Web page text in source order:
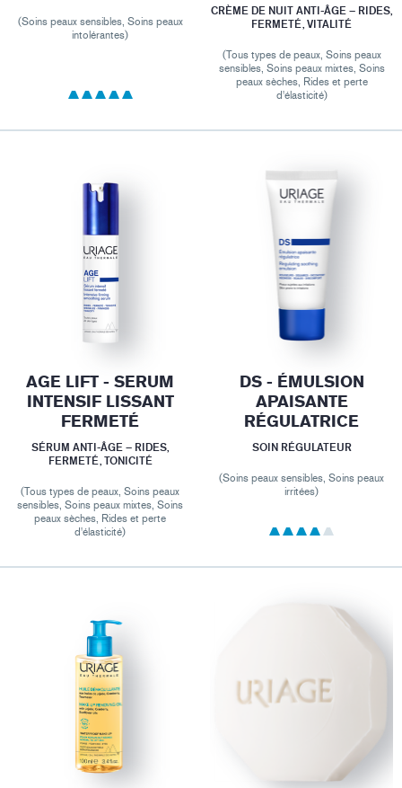
(Soins peaux sensibles, Soins peaux
intolérantes)
CRÈME DE NUIT ANTI-ÂGE – RIDES,
FERMETÉ, VITALITÉ
(Tous types de peaux, Soins peaux
sensibles, Soins peaux mixtes, Soins
peaux sèches, Rides et perte
d'élasticité)
AGE LIFT - SERUM
INTENSIF LISSANT
FERMETÉ
SÉRUM ANTI-ÂGE – RIDES,
FERMETÉ, TONICITÉ
(Tous types de peaux, Soins peaux
sensibles, Soins peaux mixtes, Soins
peaux sèches, Rides et perte
d'élasticité)
DS - ÉMULSION
APAISANTE
RÉGULATRICE
SOIN RÉGULATEUR
(Soins peaux sensibles, Soins peaux
irritées)